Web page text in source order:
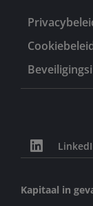
Kapitaal in